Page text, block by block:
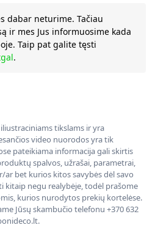
dabar neturime. Tačiau
ir mes Jus informuosime kada
Taip pat galite tęsti
.
tikslams ir yra
video nuorodos yra tik
pateikiama informacija gali skirtis
spalvos, užrašai, parametrai,
ar bet kurios kitos savybės dėl savo
negu realybėje, todėl prašome
kurios nurodytos prekių kortelėse.
Jūsų skambučio telefonu +370 632